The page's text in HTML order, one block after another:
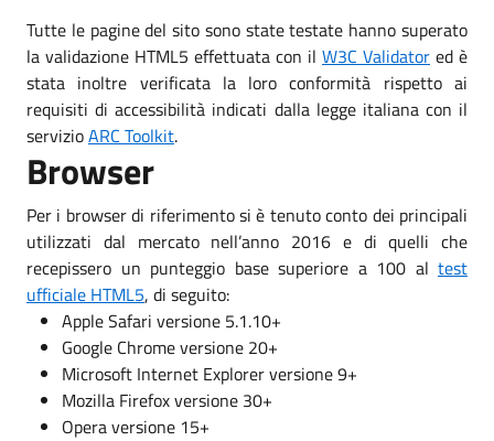
Tutte le pagine del sito sono state testate hanno superato
la validazione HTML5 effettuata con il W3C Validator ed è
stata inoltre verificata la loro conformità rispetto ai
requisiti di accessibilità indicati dalla legge italiana con il
servizioARC Toolkit.
Browser
Per i browser di riferimento si è tenuto conto dei principali
utilizzati dal mercato nell’anno 2016 e di quelli che
recepissero un punteggio base superiore a 100 al test
ufficiale HTML5, di seguito:
Apple Safari versione 5.1.10+
Google Chrome versione 20+
Microsoft Internet Explorer versione 9+
Mozilla Firefox versione 30+
Opera versione 15+